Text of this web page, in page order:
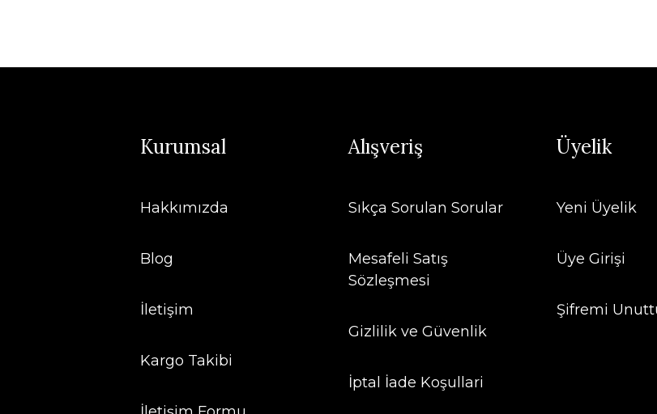
Kurumsal
Hakkımızda
Blog
İletişim
Kargo Takibi
Alışveriş
Sıkça Sorulan Sorular
Mesafeli Satış
Sözleşmesi
Gizlilik ve Güvenlik
İptal İade Koşullari
Üyelik
Yeni Üyelik
Üye Girişi
Şifremi